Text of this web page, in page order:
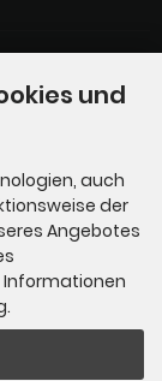
und
auch
der
Angebotes
Informationen